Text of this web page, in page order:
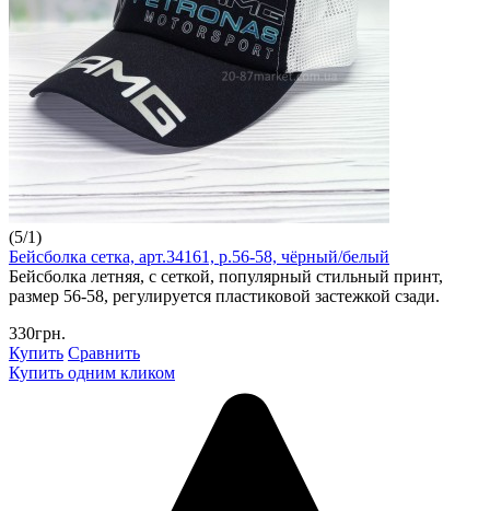
(5/1)
Бейсболка сетка, арт.34161, р.56-58, чёрный/белый
Бейсболка летняя, с сеткой, популярный стильный принт,
размер 56-58, регулируется пластиковой застежкой сзади.
330грн.
Купить Сравнить
Купить одним кликом